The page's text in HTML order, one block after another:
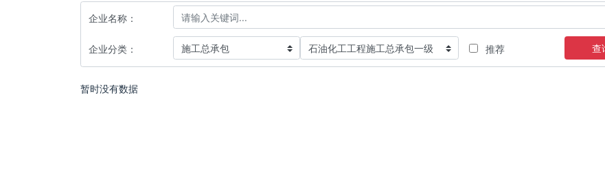
企业名称：
企业分类： 推荐 查
暂时没有数据